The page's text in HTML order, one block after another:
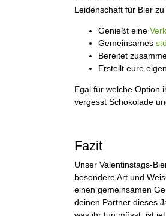
Leidenschaft für Bier
Genießt eine
Gemeinsames
Bereitet
Erstellt eure
Egal für welche Option
vergesst Schokolade
Fazit
Unser Valentinstags-
besondere Art und
einen gemeinsamen
deinen Partner dieses